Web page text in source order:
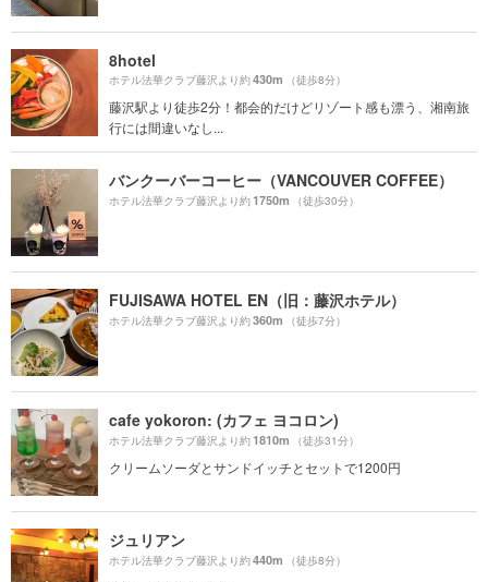
8hotel
ホテル法華クラブ藤沢より約430m （徒歩8分）
藤沢駅より徒歩2分！都会的だけどリゾート感も漂う、湘南旅
行には間違いなし...
バンクーバーコーヒー（VANCOUVER COFFEE）
ホテル法華クラブ藤沢より約1750m （徒歩30分）
FUJISAWA HOTEL EN（旧：藤沢ホテル）
ホテル法華クラブ藤沢より約360m （徒歩7分）
cafe yokoron: (カフェ ヨコロン)
ホテル法華クラブ藤沢より約1810m （徒歩31分）
クリームソーダとサンドイッチとセットで1200円
ジュリアン
ホテル法華クラブ藤沢より約440m （徒歩8分）